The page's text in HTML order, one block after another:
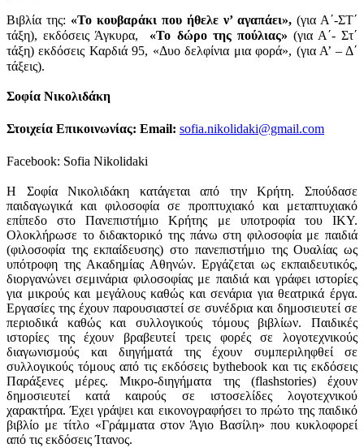
Βιβλία της: «Το κουβαράκι που ήθελε ν’ αγαπάει», (για Α΄-ΣΤ΄
τάξη), εκδόσεις Άγκυρα, «Το δώρο της πούλιας» (για Α΄- Στ΄
τάξη) εκδόσεις Καρδιά 95, «Δυο δελφίνια μια φορά», (για Α’ – Δ΄
τάξεις).
Σοφία Νικολιδάκη
Στοιχεία Επικοινωνίας: Email: sofia.nikolidaki@gmail.com
Facebook: Sofia Nikolidaki
Η Σοφία Νικολιδάκη κατάγεται από την Κρήτη. Σπούδασε
παιδαγωγικά και φιλοσοφία σε προπτυχιακό και μεταπτυχιακό
επίπεδο στο Πανεπιστήμιο Κρήτης με υποτροφία του ΙΚΥ.
Ολοκλήρωσε το διδακτορικό της πάνω στη φιλοσοφία με παιδιά
(φιλοσοφία της εκπαίδευσης) στο πανεπιστήμιο της Ουαλίας ως
υπότροφη της Ακαδημίας Αθηνών. Εργάζεται ως εκπαιδευτικός,
διοργανώνει σεμινάρια φιλοσοφίας με παιδιά και γράφει ιστορίες
για μικρούς και μεγάλους καθώς και σενάρια για θεατρικά έργα.
Εργασίες της έχουν παρουσιαστεί σε συνέδρια και δημοσιευτεί σε
περιοδικά καθώς και συλλογικούς τόμους βιβλίων. Παιδικές
ιστορίες της έχουν βραβευτεί τρεις φορές σε λογοτεχνικούς
διαγωνισμούς και διηγήματά της έχουν συμπεριληφθεί σε
συλλογικούς τόμους από τις εκδόσεις bythebook και τις εκδόσεις
Παράξενες μέρες. Μικρο-διηγήματα της (flashstories) έχουν
δημοσιευτεί κατά καιρούς σε ιστοσελίδες λογοτεχνικού
χαρακτήρα. Έχει γράψει και εικονογραφήσει το πρώτο της παιδικό
βιβλίο με τίτλο «Γράμματα στον Άγιο Βασίλη» που κυκλοφορεί
από τις εκδόσεις Ίτανος.